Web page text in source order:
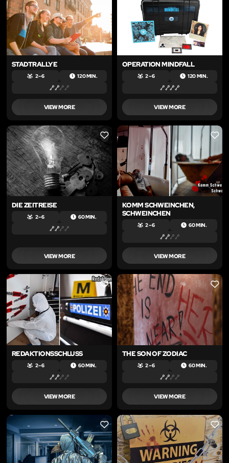
STADTRALLYE
2 – 6 120 MIN.
VIEW MORE
OPERATION MINDFALL
2 – 6 120 MIN.
VIEW MORE
LIKE
DIE ZEITREISE
2 – 6 60 MIN.
VIEW MORE
LIKE
KOMM SCHWEINCHEN,
SCHWEINCHEN
2 – 6 60 MIN.
VIEW MORE
LIKE
REDAKTIONSSCHLUSS
2 – 6 60 MIN.
VIEW MORE
LIKE
THE SON OF ZODIAC
2 – 6 60 MIN.
VIEW MORE
LIKE LIKE